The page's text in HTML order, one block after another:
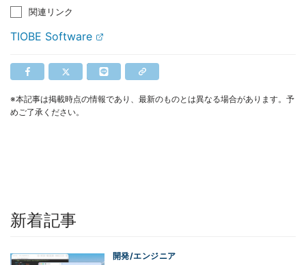
関連リンク
TIOBE Software
※本記事は掲載時点の情報であり、最新のものとは異なる場合があります。予
めご了承ください。
新着記事
開発/エンジニア